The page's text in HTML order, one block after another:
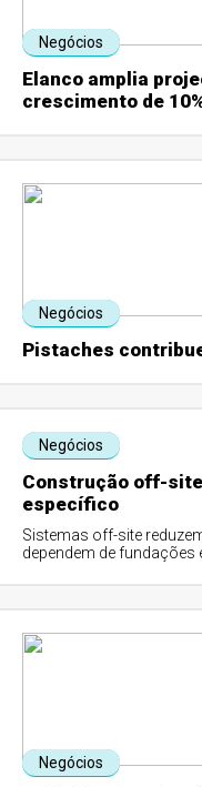
Negócios
Elanco amplia
crescimento de
Negócios
Pistaches
Negócios
Construção off-
específico
Sistemas off-site
dependem de
Negócios